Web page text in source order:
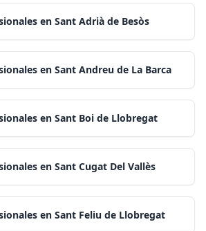
en Sant Adrià de Besòs
en Sant Andreu de La Barca
en Sant Boi de Llobregat
en Sant Cugat Del Vallès
en Sant Feliu de Llobregat